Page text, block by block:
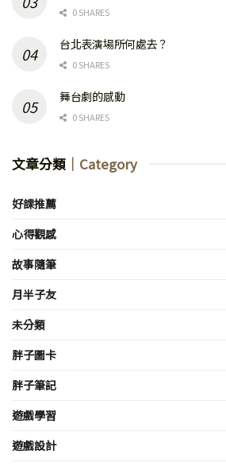
0 SHARES
台北表演場所何處去？
0 SHARES
舞台劇的感動
0 SHARES
文章分類 ｜Category
好課推薦
心得觀感
故事隨筆
月半子友
未分類
胖子圖卡
胖子筆記
遊戲學習
遊戲設計